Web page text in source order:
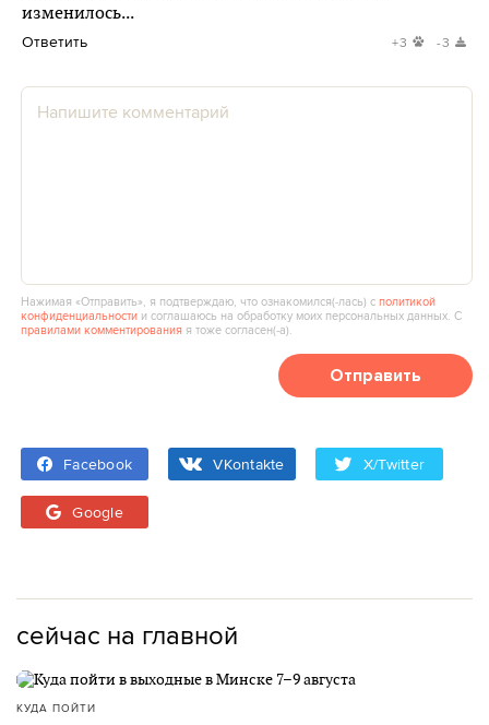
изменилось...
Ответить +3 -3
Нажимая «Отправить», я подтверждаю, что ознакомился(‑лась) сполитикой
конфиденциальности и соглашаюсь на обработку моих персональных данных. С
правилами комментирования я тоже согласен(‑а).
Отправить
Facebook VKontakte X/Twitter
Google
сейчас на главной
КУДА ПОЙТИ